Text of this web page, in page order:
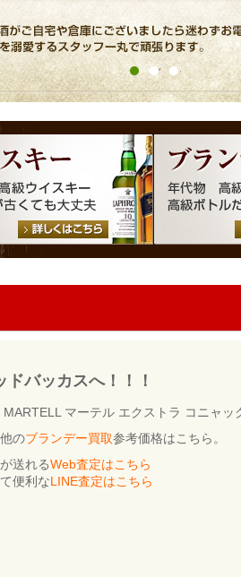
バッカスへ！！！
MARTELL マーテル エクストラ コニャッ
のブランデー買取参考価格はこちら。
送れるWeb査定はこちら
便利なLINE査定はこちら